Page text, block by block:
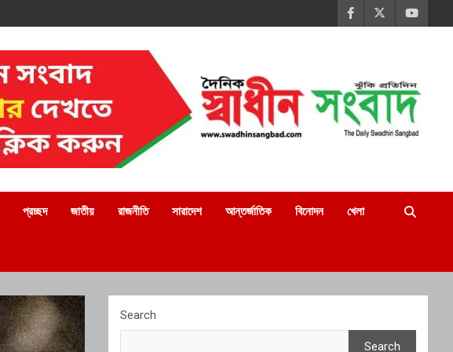
প্রচ্ছদ জাতীয় রাজনীতি সারাদেশ আন্তর্জাতিক বিনোদন খেলা
Search
Search